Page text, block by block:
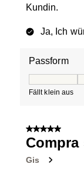
Kundin.
Ja, Ich
Passform
Fällt klein aus
5 von 5
Compra
Gis